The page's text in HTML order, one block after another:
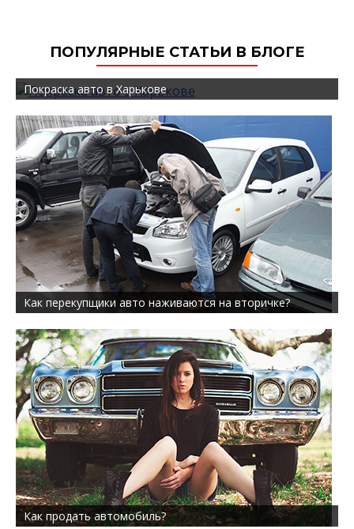
ПОПУЛЯРНЫЕ СТАТЬИ В БЛОГЕ
Покраска авто в Харькове
Как перекупщики авто наживаются на вторичке?
Как продать автомобиль?